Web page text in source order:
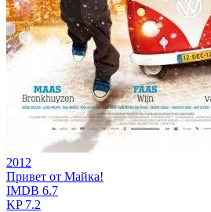
2012
Привет от Майка!
IMDB 6.7
KP7.2